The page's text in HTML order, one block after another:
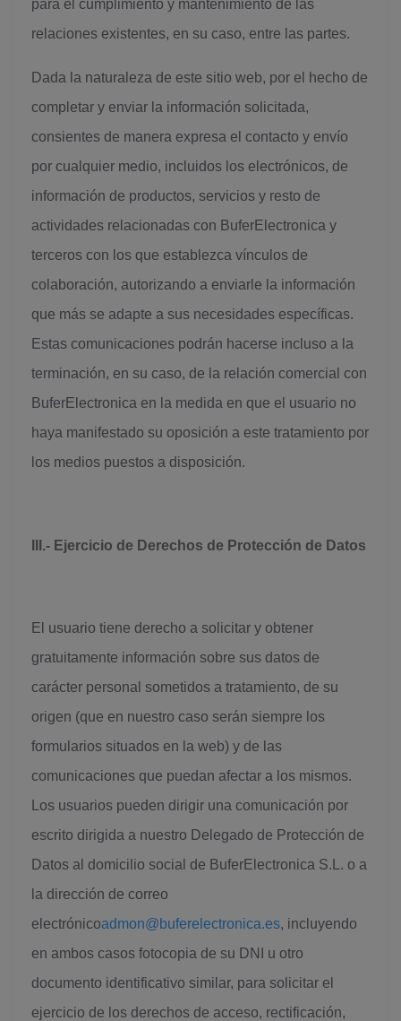
para el cumplimiento y mantenimiento de las
relaciones existentes, en su caso, entre las partes.
Dada la naturaleza de este sitio web, por el hecho de
completar y enviar la información solicitada,
consientes de manera expresa el contacto y envío
por cualquier medio, incluidos los electrónicos, de
información de productos, servicios y resto de
actividades relacionadas con BuferElectronica y
terceros con los que establezca vínculos de
colaboración, autorizando a enviarle la información
que más se adapte a sus necesidades específicas.
Estas comunicaciones podrán hacerse incluso a la
terminación, en su caso, de la relación comercial con
BuferElectronica en la medida en que el usuario no
haya manifestado su oposición a este tratamiento por
los medios puestos a disposición.
III.- Ejercicio de Derechos de Protección de Datos
El usuario tiene derecho a solicitar y obtener
gratuitamente información sobre sus datos de
carácter personal sometidos a tratamiento, de su
origen (que en nuestro caso serán siempre los
formularios situados en la web) y de las
comunicaciones que puedan afectar a los mismos.
Los usuarios pueden dirigir una comunicación por
escrito dirigida a nuestro Delegado de Protección de
Datos al domicilio social de BuferElectronica S.L. o a
la dirección de correo
electrónicoadmon@buferelectronica.es, incluyendo
en ambos casos fotocopia de su DNI u otro
documento identificativo similar, para solicitar el
ejercicio de los derechos de acceso, rectificación,